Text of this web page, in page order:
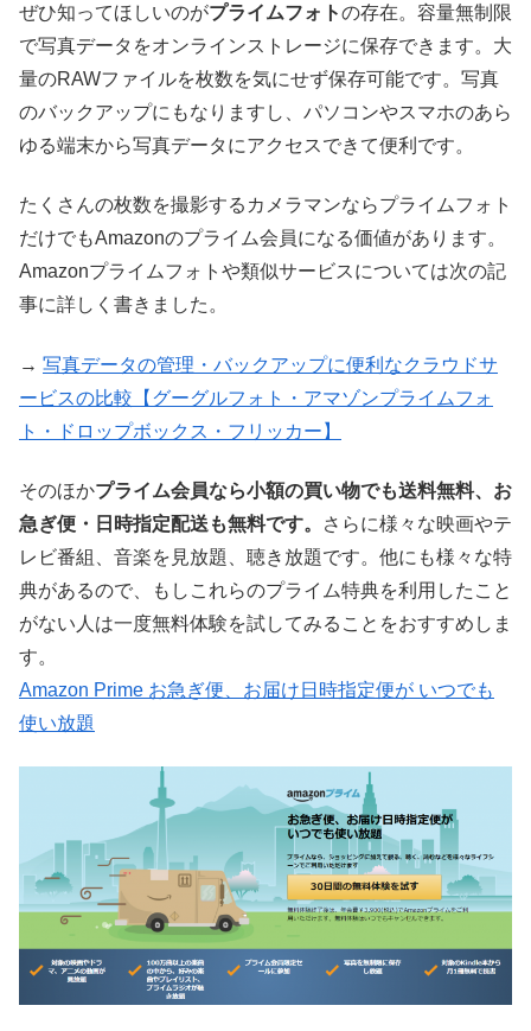
ぜひ知ってほしいのがプライムフォトの存在。容量無制限
で写真データをオンラインストレージに保存できます。大
量のRAWファイルを枚数を気にせず保存可能です。写真
のバックアップにもなりますし、パソコンやスマホのあら
ゆる端末から写真データにアクセスできて便利です。
たくさんの枚数を撮影するカメラマンならプライムフォト
だけでもAmazonのプライム会員になる価値があります。
Amazonプライムフォトや類似サービスについては次の記
事に詳しく書きました。
→ 写真データの管理・バックアップに便利なクラウドサ
ービスの比較【グーグルフォト・アマゾンプライムフォ
ト・ドロップボックス・フリッカー】
そのほかプライム会員なら小額の買い物でも送料無料、お
急ぎ便・日時指定配送も無料です。
さらに様々な映画やテ
レビ番組、音楽を見放題、聴き放題です。他にも様々な特
典があるので、もしこれらのプライム特典を利用したこと
がない人は一度無料体験を試してみることをおすすめしま
す。
Amazon Prime お急ぎ便、お届け日時指定便が いつでも
使い放題